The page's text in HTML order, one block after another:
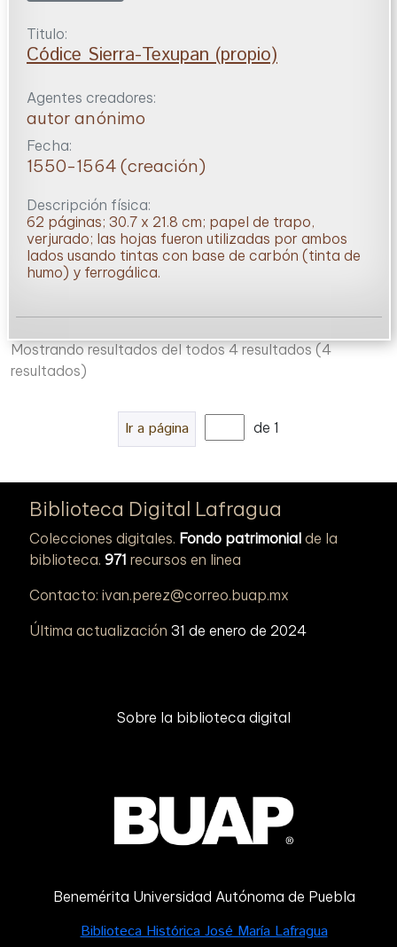
Titulo:
Códice Sierra-Texupan (propio)
Agentes creadores:
autor anónimo
Fecha:
1550-1564 (creación)
Descripción física:
62 páginas; 30.7 x 21.8 cm; papel de trapo,
verjurado; las hojas fueron utilizadas por ambos
lados usando tintas con base de carbón (tinta de
humo) y ferrogálica.
Mostrando resultados del todos 4 resultados(4
resultados)
Ir a página de 1
Biblioteca Digital Lafragua
Colecciones digitales. Fondo patrimonial de la
biblioteca. 971 recursos en linea
Contacto: ivan.perez@correo.buap.mx
Última actualización 31 de enero de 2024
Sobre la biblioteca digital
Benemérita Universidad Autónoma de Puebla
Biblioteca Histórica José María Lafragua